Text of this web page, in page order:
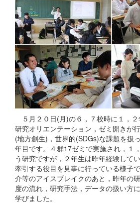
５月２０日(月)の６，７校時に１，
研究オリエンテーション，ゼミ開きが
(地方創生)，世界的(SDGs)な課題を扱
年目です。４群17ゼミで実施され，１
う研究ですが，２年生は昨年経験して
牽引する役目を見事に行っている様子
介等のアイスブレイクのあと，昨年の
度の流れ，研究手法，データの扱い方
学びました。